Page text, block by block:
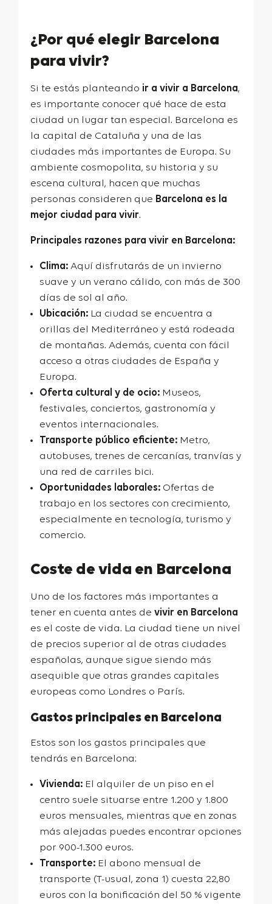
¿Por qué elegir Barcelona
para vivir?
Si te estás planteando ir a vivir a Barcelona,
es importante conocer qué hace de esta
ciudad un lugar tan especial. Barcelona es
la capital de Cataluña y una de las
ciudades más importantes de Europa. Su
ambiente cosmopolita, su historia y su
escena cultural, hacen que muchas
personas consideren que Barcelona es la
mejor ciudad para vivir.
Principales razones para vivir en Barcelona:
Clima: Aquí disfrutarás de un invierno
suave y un verano cálido, con más de 300
días de sol al año.
Ubicación: La ciudad se encuentra a
orillas del Mediterráneo y está rodeada
de montañas. Además, cuenta con fácil
acceso a otras ciudades de España y
Europa.
Oferta cultural y de ocio: Museos,
festivales, conciertos, gastronomía y
eventos internacionales.
Transporte público eficiente: Metro,
autobuses, trenes de cercanías, tranvías y
una red de carriles bici.
Oportunidades laborales: Ofertas de
trabajo en los sectores con crecimiento,
especialmente en tecnología, turismo y
comercio.
Coste de vida en Barcelona
Uno de los factores más importantes a
tener en cuenta antes de vivir en Barcelona
es el coste de vida. La ciudad tiene un nivel
de precios superior al de otras ciudades
españolas, aunque sigue siendo más
asequible que otras grandes capitales
europeas como Londres o París.
Gastos principales en Barcelona
Estos son los gastos principales que
tendrás en Barcelona:
Vivienda: El alquiler de un piso en el
centro suele situarse entre 1.200 y 1.800
euros mensuales, mientras que en zonas
más alejadas puedes encontrar opciones
por 900-1.300 euros.
Transporte: El abono mensual de
transporte (T-usual, zona 1) cuesta 22,80
euros con la bonificación del 50 % vigente